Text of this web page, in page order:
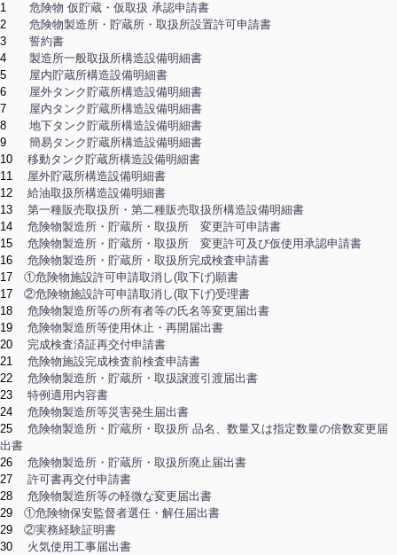
1 危険物 仮貯蔵・仮取扱 承認申請書
2 危険物製造所・貯蔵所・取扱所設置許可申請書
3 誓約書
4 製造所一般取扱所構造設備明細書
5 屋内貯蔵所構造設備明細書
6 屋外タンク貯蔵所構造設備明細書
7 屋内タンク貯蔵所構造設備明細書
8 地下タンク貯蔵所構造設備明細書
9 簡易タンク貯蔵所構造設備明細書
10 移動タンク貯蔵所構造設備明細書
11 屋外貯蔵所構造設備明細書
12 給油取扱所構造設備明細書
13 第一種販売取扱所・第二種販売取扱所構造設備明細書
14 危険物製造所・貯蔵所・取扱所 変更許可申請書
15 危険物製造所・貯蔵所・取扱所 変更許可及び仮使用承認申請書
16 危険物製造所・貯蔵所・取扱所完成検査申請書
17 ①危険物施設許可申請取消し(取下げ)願書
17 ②危険物施設許可申請取消し(取下げ)受理書
18 危険物製造所等の所有者等の氏名等変更届出書
19 危険物製造所等使用休止・再開届出書
20 完成検査済証再交付申請書
21 危険物施設完成検査前検査申請書
22 危険物製造所・貯蔵所・取扱譲渡引渡届出書
23 特例適用内容書
24 危険物製造所等災害発生届出書
25 危険物製造所・貯蔵所・取扱所 品名、数量又は指定数量の倍数変更届
出書
26 危険物製造所・貯蔵所・取扱所廃止届出書
27 許可書再交付申請書
28 危険物製造所等の軽微な変更届出書
29 ①危険物保安監督者選任・解任届出書
29 ②実務経験証明書
30 火気使用工事届出書